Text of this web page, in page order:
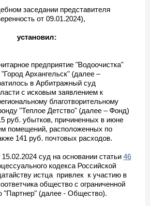
заседании представителя
от 09.01.2024),
установил:
предприятие "Водоочистка"
"Город Архангельск" (далее –
в Арбитражный суд
с исковым заявлением к
благотворительному
"Теплое Детство" (далее – Фонд)
руб. убытков, причиненных в июне
помещений, расположенных по
141 руб. почтовых расходов.
суд на основании статьи 46
кодекса Российской
истца привлек к участию в
общество с ограниченной
"Партнер" (далее - Общество).